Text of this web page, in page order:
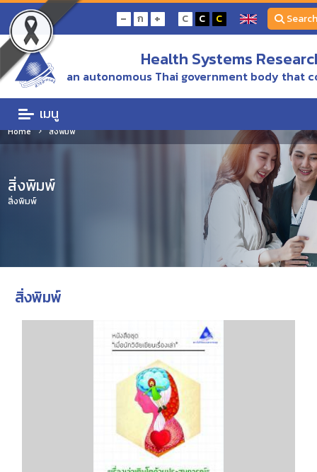
- ก + C C C Search
Health Systems
an autonomous Thai government body that
เมนู
Home สิ่งพิมพ์
สิ่งพิมพ์
สิ่งพิมพ์
สิ่งพิมพ์